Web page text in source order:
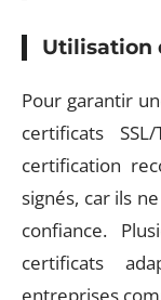
Utilisation
Pour garantir
certificats
certification
signés, car ils
confiance.
certificats